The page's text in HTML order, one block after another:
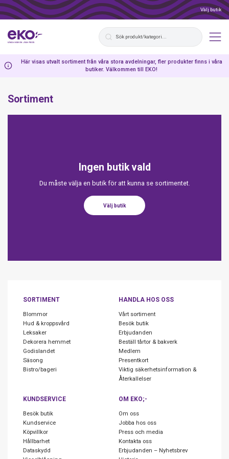
Välj butik
Här visas utvalt sortiment från våra stora avdelningar, fler produkter finns i våra
butiker. Välkommen till EKO!
Sortiment
Ingen butik vald
Du måste välja en butik för att kunna se sortimentet.
Välj butik
SORTIMENT
Blommor
Hud & kroppsvård
Leksaker
Dekorera hemmet
Godislandet
Säsong
Bistro/bageri
HANDLA HOS OSS
Vårt sortiment
Besök butik
Erbjudanden
Beställ tårtor & bakverk
Medlem
Presentkort
Viktig säkerhetsinformation &
Återkallelser
KUNDSERVICE
Besök butik
Kundservice
Köpvillkor
Hållbarhet
Dataskydd
OM EKO;-
Om oss
Jobba hos oss
Press och media
Kontakta oss
Erbjudanden – Nyhetsbrev